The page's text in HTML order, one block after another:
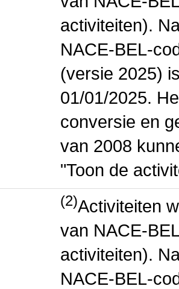
activiteiten).
NACE-BEL-
(versie 2025)
01/01/2025.
conversie en
van 2008
"Toon de
(2)Activiteiten
van NACE-
activiteiten).
NACE-BEL-